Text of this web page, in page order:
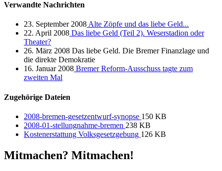
Verwandte Nachrichten
23. September 2008Alte Zöpfe und das liebe Geld...
22. April 2008 Das liebe Geld (Teil 2). Weserstadion oder
Theater?
26. März 2008 Das liebe Geld. Die Bremer Finanzlage und
die direkte Demokratie
16. Januar 2008 Bremer Reform-Ausschuss tagte zum
zweiten Mal
Zugehörige Dateien
2008-bremen-gesetzentwurf-synopse 150 KB
2008-01-stellungnahme-bremen 238 KB
Kostenerstattung Volksgesetzgebung 126 KB
Mitmachen? Mitmachen!